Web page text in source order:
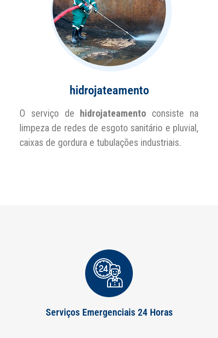
hidrojateamento
O serviço de hidrojateamento consiste na
limpeza de redes de esgoto sanitário e pluvial,
caixas de gordura e tubulações industriais.
Serviços Emergenciais 24 Horas